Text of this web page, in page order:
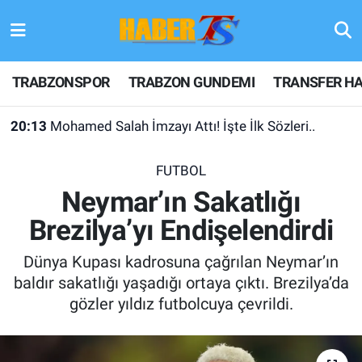
TRABZONSPOR TRABZON GUNDEMI TRANSFER
20:13 Mohamed Salah İmzayı Attı! İşte İlk Sözleri..
FUTBOL
Neymar’ın Sakatlığı
Brezilya’yı Endişelendirdi
Dünya Kupası kadrosuna çağrılan Neymar’ın
baldır sakatlığı yaşadığı ortaya çıktı. Brezilya’da
gözler yıldız futbolcuya çevrildi.
TRABZONSPOR
TRABZON GUNDEMI
KULİS MEYDANI
1461 TRABZON
FUTBOL
Hava Durumu
Trafik Durumu
Son Dakika Haberleri
Haber Arşivi